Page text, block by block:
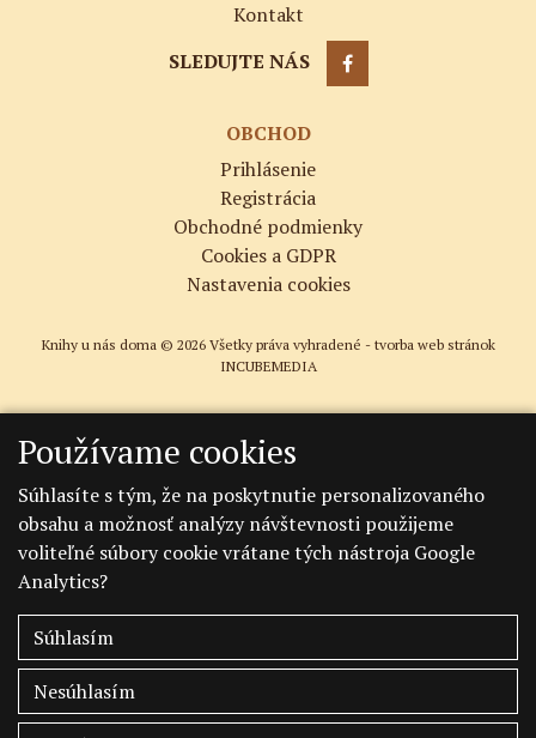
Kontakt
SLEDUJTE NÁS
OBCHOD
Prihlásenie
Registrácia
Obchodné podmienky
Cookies a GDPR
Nastavenia cookies
Knihy u nás doma © 2026 Všetky práva vyhradené - tvorba web stránok
INCUBEMEDIA
Používame cookies
Súhlasíte s tým, že na poskytnutie personalizovaného
obsahu a možnosť analýzy návštevnosti použijeme
voliteľné súbory cookie vrátane tých nástroja Google
Analytics?
Súhlasím
Nesúhlasím